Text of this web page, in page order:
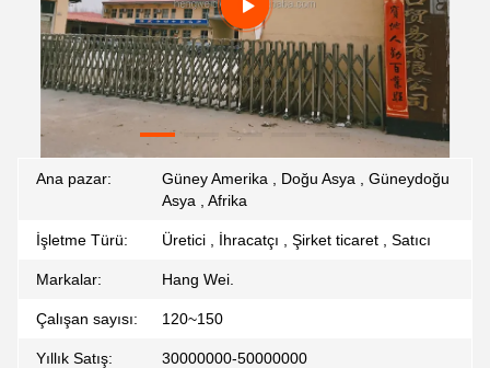
Ana pazar:
Güney Amerika , Doğu Asya , Güneydoğu
Asya , Afrika
İşletme Türü: Üretici , İhracatçı , Şirket ticaret , Satıcı
Markalar: Hang Wei.
Çalışan sayısı: 120~150
Yıllık Satış: 30000000-50000000